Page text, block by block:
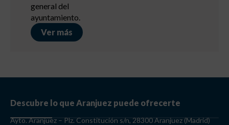
Descubre lo que Aranjuez puede ofrecerte
Ayto. Aranjuez – Plz. Constitución s/n, 28300 Aranjuez (Madrid)